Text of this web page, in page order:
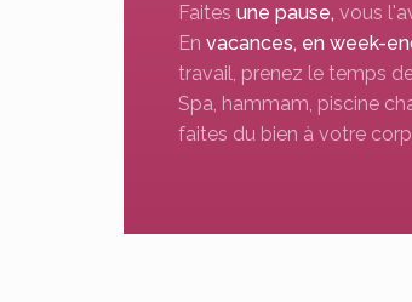
Faites une pause, vous
En vacances, en week-
travail, prenez le temps
Spa, hammam, piscine
faites du bien à votre